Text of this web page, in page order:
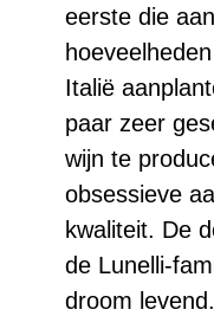
eerste die
Italië
paar zeer
wijn te
obsessieve
kwaliteit. De
de Lunelli-
droom